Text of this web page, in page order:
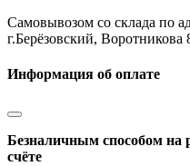
Самовывозом со склада по
г.Берёзовский, Воротникова
Информация об оплате
Безналичным способом на
счёте